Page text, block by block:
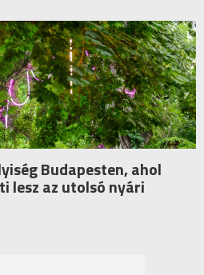
Budapesten, ahol
lesz az utolsó nyári